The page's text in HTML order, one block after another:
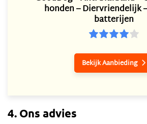
honden – Diervriendelijk
batterijen
Bekijk Aanbieding 
4. Ons advies